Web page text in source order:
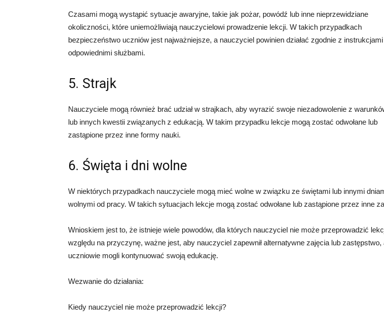
Czasami mogą wystąpić sytuacje awaryjne, takie jak pożar, powódź lub inne nieprzewidziane
okoliczności, które uniemożliwiają nauczycielowi prowadzenie lekcji. W takich przypadkach
bezpieczeństwo uczniów jest najważniejsze, a nauczyciel powinien działać zgodnie z instrukcjami
odpowiednimi służbami.
5. Strajk
Nauczyciele mogą również brać udział w strajkach, aby wyrazić swoje niezadowolenie z
lub innych kwestii związanych z edukacją. W takim przypadku lekcje mogą zostać odwołane lub
zastąpione przez inne formy nauki.
6. Święta i dni wolne
W niektórych przypadkach nauczyciele mogą mieć wolne w związku ze świętami lub innymi
wolnymi od pracy. W takich sytuacjach lekcje mogą zostać odwołane lub zastąpione przez inne
Wnioskiem jest to, że istnieje wiele powodów, dla których nauczyciel nie może przeprowadzić
względu na przyczynę, ważne jest, aby nauczyciel zapewnił alternatywne zajęcia lub zastępstwo,
uczniowie mogli kontynuować swoją edukację.
Wezwanie do działania:
Kiedy nauczyciel nie może przeprowadzić lekcji?